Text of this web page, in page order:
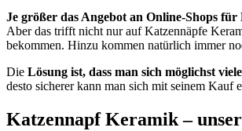
Je größer das Angebot an Online-Shops
Aber das trifft nicht nur auf Katzennäpfe
bekommen. Hinzu kommen natürlich immer
Die Lösung ist, dass man sich möglichst
desto sicherer kann man sich mit seinem Kauf
Katzennapf Keramik –